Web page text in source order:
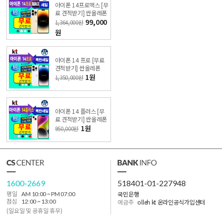
아이폰 14프로맥스 [무
료 견적받기] 싼올레폰
1,364,000원 99,000
원
아이폰 14 프로 [무료
견적받기] 싼올레폰
1,350,000원 1원
아이폰 14 플러스 [무
료 견적받기] 싼올레폰
950,000원 1원
1600-2669
평일
AM 10:00 ~ PM 07:00
점심
12:00 ~ 13:00
(일요일 및 공휴일 휴무)
518401-01-227948
국민은행
예금주 olleh kt 온라인공식가입센터